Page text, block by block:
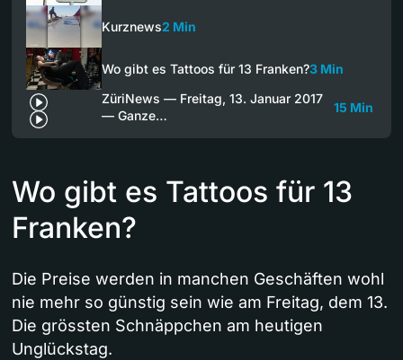
Kurznews2 Min
Wo gibt es Tattoos für 13 Franken?3 Min
ZüriNews — Freitag, 13. Januar 2017
— Ganze…
15 Min
Wo gibt es Tattoos für 13
Franken?
Die Preise werden in manchen Geschäften wohl
nie mehr so günstig sein wie am Freitag, dem 13.
Die grössten Schnäppchen am heutigen
Unglückstag.